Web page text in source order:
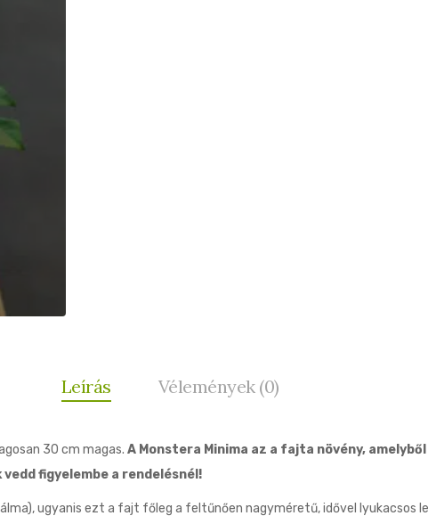
Leírás Vélemények (0)
30 cm magas. A Monstera Minima az a fajta növény,
figyelembe a rendelésnél!
ugyanis ezt a fajt főleg a feltűnően nagyméretű, idővel lyukacsos